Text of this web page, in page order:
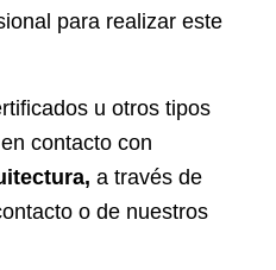
para realizar este
u otros tipos
contacto con
a través de
o de nuestros